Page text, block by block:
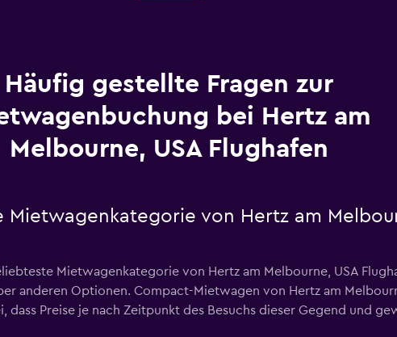
Häufig gestellte Fragen zur
bei Hertz am
Melbourne, USA Flughafen
von Hertz am
Mietwagenkategorie von Hertz am Melbourne, USA
anderen Optionen. Compact-Mietwagen von Hertz am
Preise je nach Zeitpunkt des Besuchs dieser Gegend und